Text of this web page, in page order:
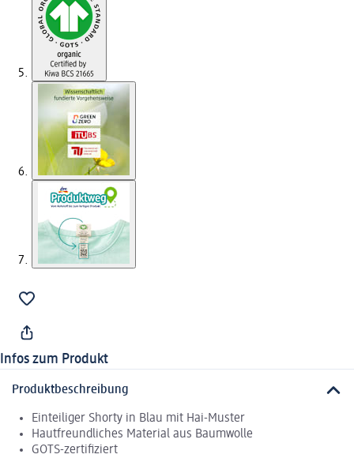
Infos zum Produkt
Produktbeschreibung
Einteiliger Shorty in Blau mit Hai-Muster
Hautfreundliches Material aus Baumwolle
GOTS-zertifiziert